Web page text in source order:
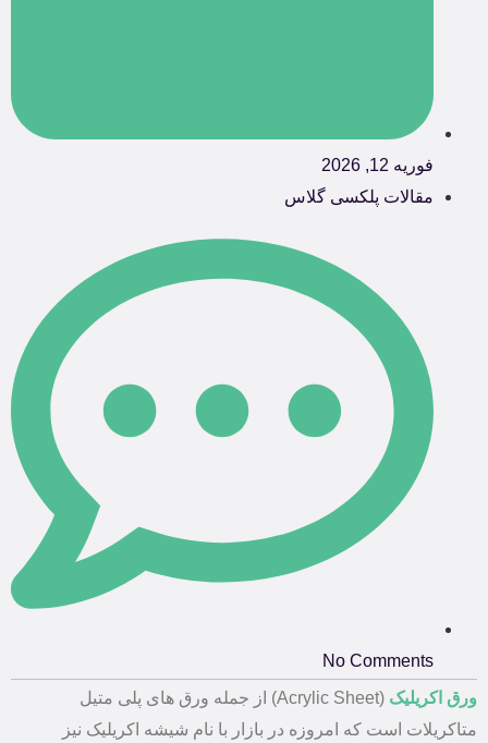
فوریه 12, 2026
مقالات پلکسی گلاس
No Comments
ورق اکریلیک
(Acrylic Sheet) از جمله ورق‌ های پلی متیل
متاکریلات است که امروزه در بازار با نام شیشه اکریلیک نیز